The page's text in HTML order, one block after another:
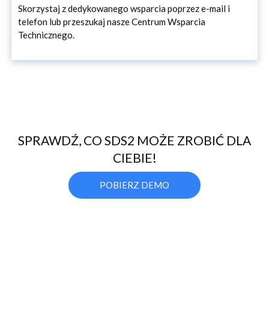
Skorzystaj z dedykowanego wsparcia poprzez e-mail i
telefon lub przeszukaj nasze Centrum Wsparcia
Technicznego.
SPRAWDŹ, CO SDS2 MOŻE ZROBIĆ DLA
CIEBIE!
POBIERZ DEMO